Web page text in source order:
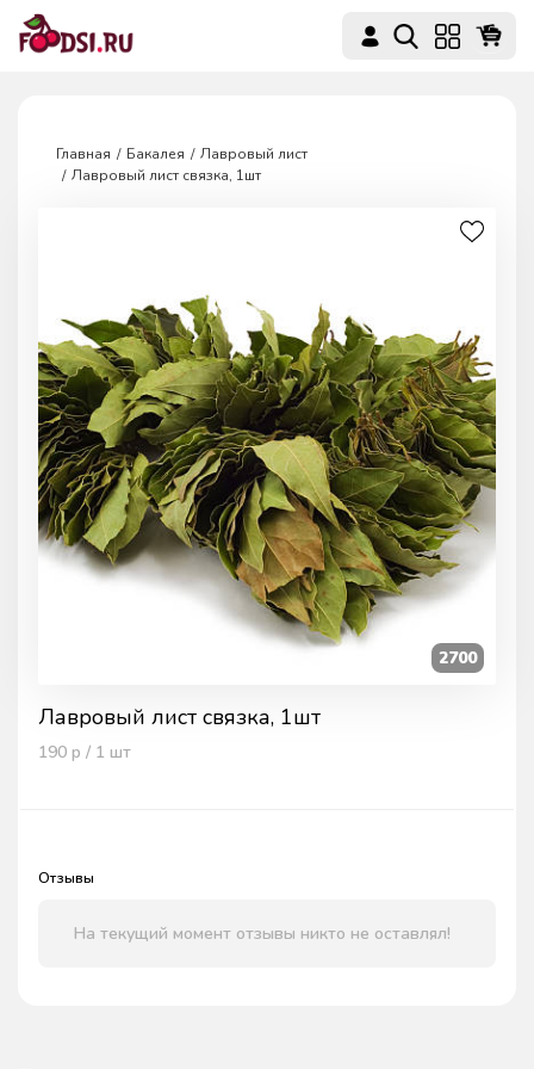
Главная Бакалея
Лавровый лист
Лавровый лист связка, 1шт
Лавровый лист связка, 1шт
190 р / 1 шт
2700
Отзывы
На текущий момент отзывы никто не оставлял!